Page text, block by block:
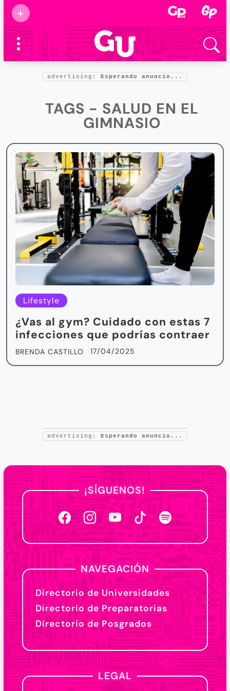
+
Supermamás
2025
Marcas de
confianza
Foro salud
advertising: Esperando anuncio...
TAGS - SALUD EN EL
GIMNASIO
Lifestyle
¿Vas al gym? Cuidado con estas 7
infecciones que podrías contraer
BRENDA CASTILLO 17/04/2025
advertising: Esperando anuncio...
¡SÍGUENOS!
NAVEGACIÓN
Directorio de Universidades
Directorio de Preparatorias
Directorio de Posgrados
LEGAL